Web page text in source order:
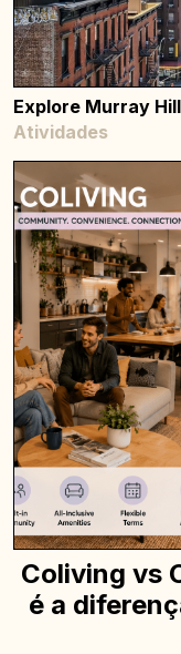
Explore Murray Hill
Atividades
Coliving vs
é a